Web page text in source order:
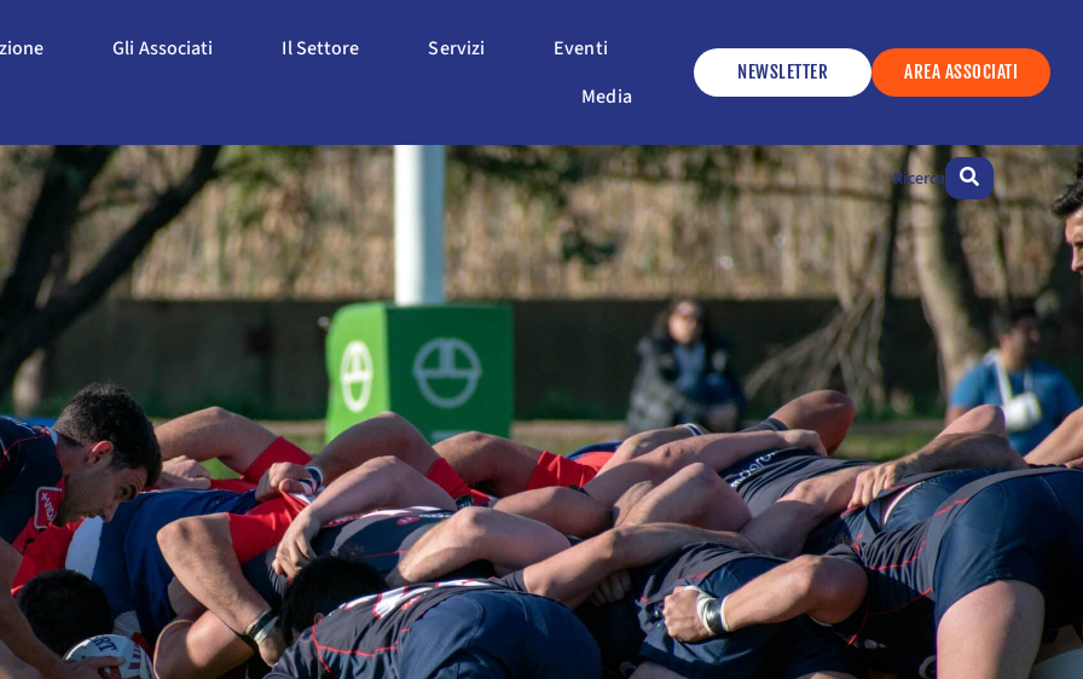
Apri L'Associazione
Gli Associati Apri Gli Associati
Il Settore Apri Il Settore
Servizi Apri ServiziEventi
Media Apri Media
NEWSLETTER AREA ASSOCIATI
Ricerca